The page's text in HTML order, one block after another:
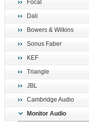
Focal
Dali
Bowers & Wilkins
Sonus Faber
KEF
Triangle
JBL
Cambridge Audio
Monitor Audio